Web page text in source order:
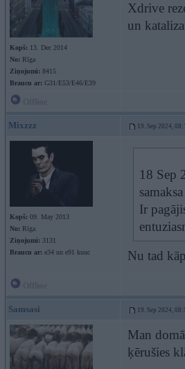
Kopš: 13. Dec 2014
No: Rīga
Ziņojumi: 8415
Braucu ar: G31/E53/E46/E39
Xdrive
un
Mixzzz 19. Sep 2024,
Kopš: 09. May 2013
No: Rīga
Ziņojumi: 3131
Braucu ar: e34 un e91 kuuc
18 Sep
Ir
Nu tad
Samsasi 19. Sep 2024,
Man
ķērušies